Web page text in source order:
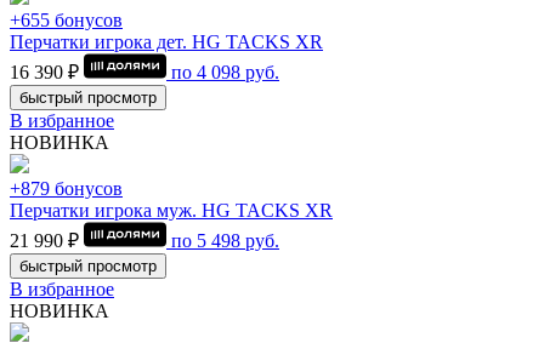
+655 бонусов
Перчатки игрока дет. HG TACKS XR
16 390 ₽
по 4 098 руб.
быстрый просмотр
В избранное
НОВИНКА
+879 бонусов
Перчатки игрока муж. HG TACKS XR
21 990 ₽
по 5 498 руб.
быстрый просмотр
В избранное
НОВИНКА